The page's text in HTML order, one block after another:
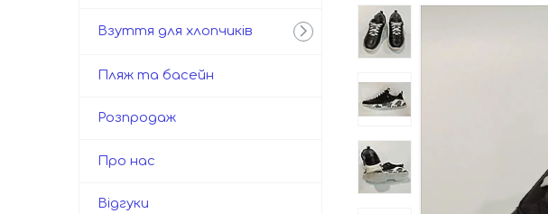
Взуття для хлопчиків
Пляж та басейн
Розпродаж
Про нас
Відгуки